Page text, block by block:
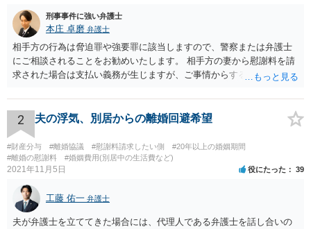
刑事事件に強い弁護士
本庄 卓磨 弁護士
相手方の行為は脅迫罪や強要罪に該当しますので、警察または弁護士
にご相談されることをお勧めいたします。 相手方の妻から慰謝料を請
求された場合は支払い義務が生じますが、ご事情からすると減額交渉
2 夫の浮気、別居からの離婚回避希望
#財産分与 #離婚協議 #慰謝料請求したい側
#20年以上の婚姻期間
#離婚の慰謝料
#婚姻費用(別居中の生活費など)
2021年11月5日 役にたった 39
工藤 佑一 弁護士
夫が弁護士を立ててきた場合には、代理人である弁護士を話し合いの